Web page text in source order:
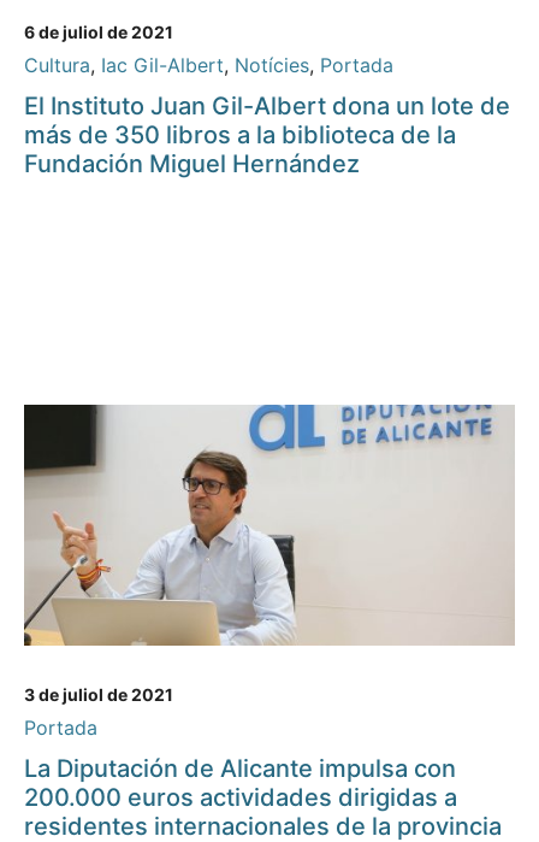
6 de juliol de 2021
Cultura, Iac Gil-Albert, Notícies, Portada
El Instituto Juan Gil-Albert dona un lote de
más de 350 libros a la biblioteca de la
Fundación Miguel Hernández
3 de juliol de 2021
Portada
La Diputación de Alicante impulsa con
200.000 euros actividades dirigidas a
residentes internacionales de la provincia